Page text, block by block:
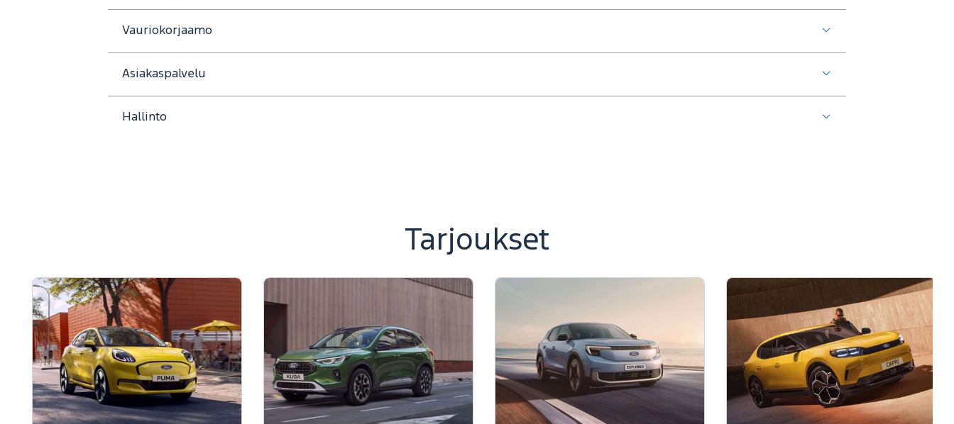
Vauriokorjaamo
Asiakaspalvelu
Hallinto
Tarjoukset